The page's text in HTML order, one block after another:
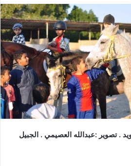
. تصوير :عبدالله العصيمي . الجبيل